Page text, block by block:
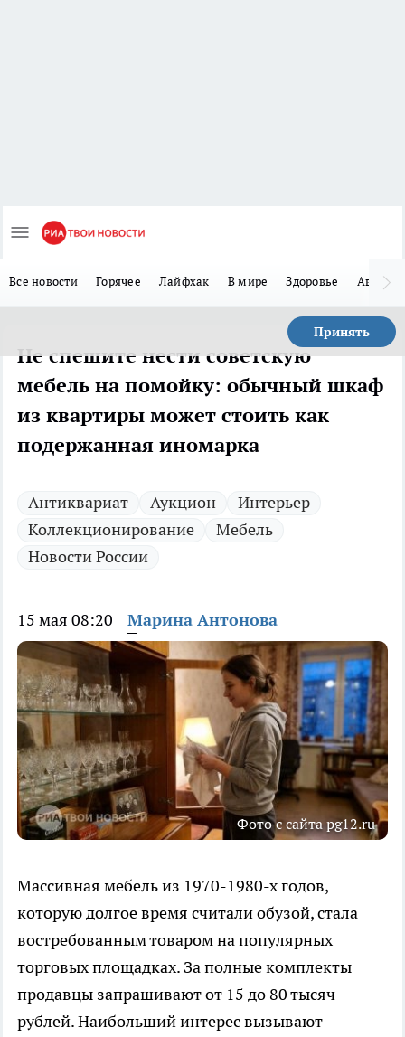
Все новости Горячее Лайфхак В мире Здоровье Авто
Принять
Не спешите нести советскую
мебель на помойку: обычный шкаф
из квартиры может стоить как
подержанная иномарка
Антиквариат Аукцион
Интерьер
Коллекционирование
Мебель
Новости России
15 мая 08:20 Марина Антонова
Фото с сайта pg12.ru
Массивная мебель из 1970-1980-х годов,
которую долгое время считали обузой, стала
востребованным товаром на популярных
торговых площадках. За полные комплекты
продавцы запрашивают от 15 до 80 тысяч
рублей. Наибольший интерес вызывают